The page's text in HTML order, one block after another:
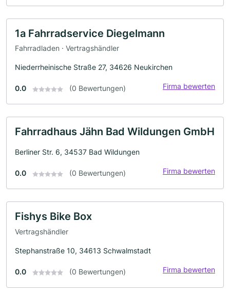
1a Fahrradservice Diegelmann
Fahrradladen · Vertragshändler
Niederrheinische Straße 27, 34626 Neukirchen
0.0 (0 Bewertungen) Firma bewerten
Fahrradhaus Jähn Bad Wildungen GmbH
Berliner Str. 6, 34537 Bad Wildungen
0.0 (0 Bewertungen) Firma bewerten
Fishys Bike Box
Vertragshändler
Stephanstraße 10, 34613 Schwalmstadt
0.0 (0 Bewertungen) Firma bewerten